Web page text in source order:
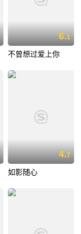
6.1
不曾想过爱上你
4.7
如影随心